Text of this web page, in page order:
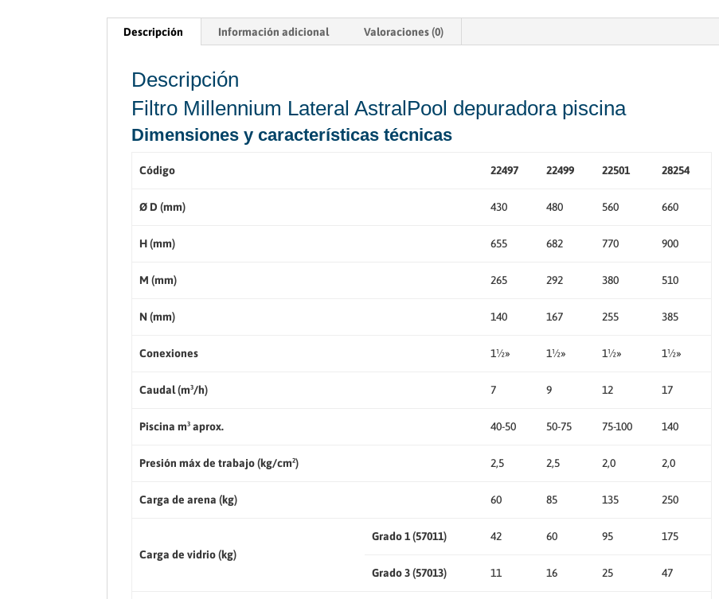
Descripción Información adicional Valoraciones (0)
Descripción
Filtro Millennium Lateral AstralPool depuradora piscina
Dimensiones y características técnicas
Código 22497 22499 22501 28254
Ø D (mm) 430 480 560 660
H (mm) 655 682 770 900
M (mm) 265 292 380 510
N (mm) 140 167 255 385
Conexiones 1½» 1½» 1½» 1½»
Caudal (m³/h) 7 9 12 17
Piscina m³ aprox. 40-50 50-75 75-100 140
Presión máx de trabajo (kg/cm²) 2,5 2,5 2,0 2,0
Carga de arena (kg) 60 85 135 250
Carga de vidrio (kg)
Grado 1 (57011) 42 60 95 175
Grado 3 (57013) 11 16 25 47